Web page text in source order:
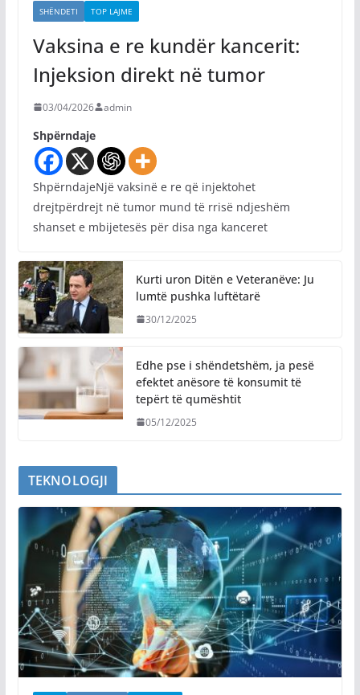
SHËNDETI TOP LAJME
Vaksina e re kundër kancerit:
Injeksion direkt në tumor
03/04/2026 admin
Shpërndaje
ShpërndajeNjë vaksinë e re që injektohet
drejtpërdrejt në tumor mund të rrisë ndjeshëm
shanset e mbijetesës për disa nga kanceret
Kurti uron Ditën e Veteranëve: Ju
lumtë pushka luftëtarë
30/12/2025
Edhe pse i shëndetshëm, ja pesë
efektet anësore të konsumit të
tepërt të qumështit
05/12/2025
TEKNOLOGJI